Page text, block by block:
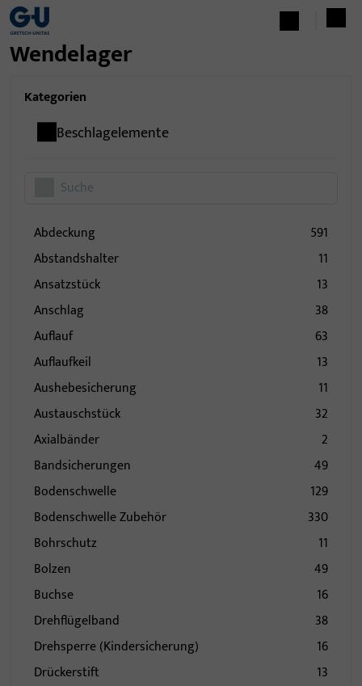
Wendelager
Kategorien
Beschlagelemente
Abdeckung
591
Abstandshalter
11
Ansatzstück
13
Anschlag
38
Auflauf
63
Auflaufkeil
13
Aushebesicherung
11
Austauschstück
32
Axialbänder
2
Bandsicherungen
49
Bodenschwelle
129
Bodenschwelle Zubehör
330
Bohrschutz
11
Bolzen
49
Buchse
16
Drehflügelband
38
Drehsperre (Kindersicherung)
16
Drückerstift
13